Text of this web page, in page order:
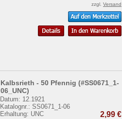
zzgl. Versand
Kalbsrieth - 50 Pfennig (#SS0671_1-
06_UNC)
Datum: 12.1921
Katalognr.: SS0671_1-06
Erhaltung: UNC
2,99 €